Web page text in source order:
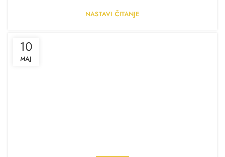
NASTAVI ČITANJE
10
MAJ